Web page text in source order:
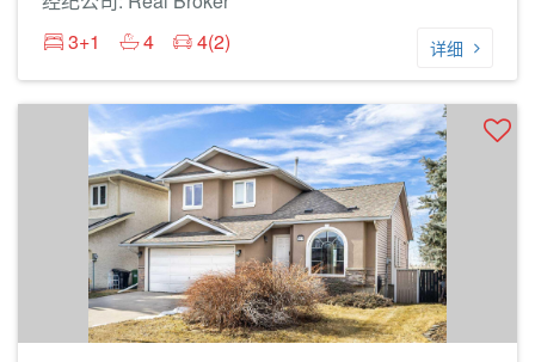
3+1
4 4(2) 详细